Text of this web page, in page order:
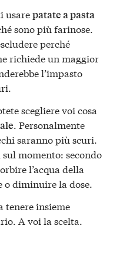
usarepatate a pasta
sono più farinose.
perché
richiede un maggior
l’impasto
scegliere voi cosa
. Personalmente
saranno più scuri.
momento: secondo
l’acqua della
o diminuire la dose.
tenere insieme
A voi la scelta.